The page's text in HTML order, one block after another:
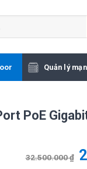
Quản lý
PoE
32.500.000₫